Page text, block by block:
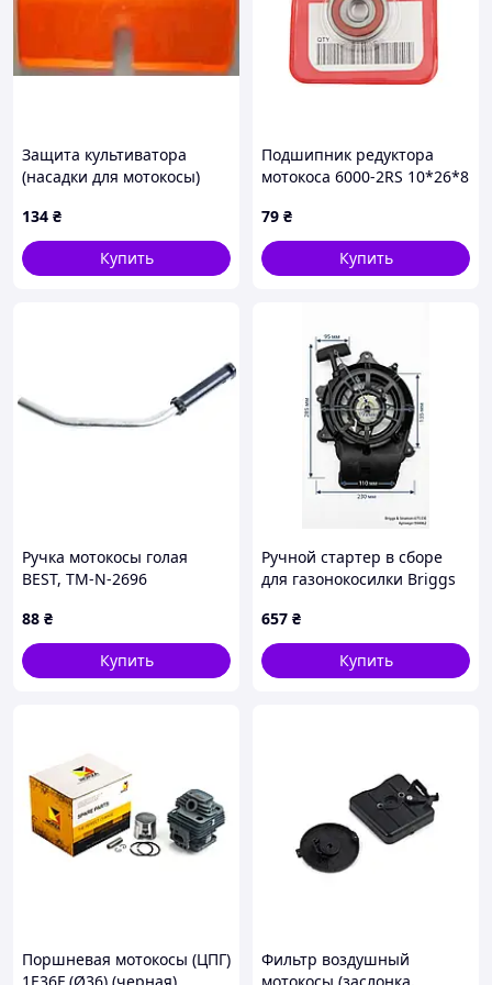
Защита культиватора
(насадки для мотокосы)
134 ₴
Купить
Подшипник редуктора
мотокоса 6000-2RS 10*26*8
79 ₴
Купить
Ручка мотокосы голая
BEST, TM-N-2696
88 ₴
Купить
Ручной стартер в сборе
для газонокосилки Briggs
(оригинальный артикул:
594062)
657 ₴
Купить
Поршневая мотокосы (ЦПГ)
Фильтр воздушный